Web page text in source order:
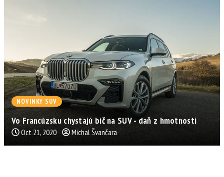
NOVINKY SUV
Vo Francúzsku chystajú bič na SUV - daň z hmotnosti
Oct 21, 2020 Michal Švančara